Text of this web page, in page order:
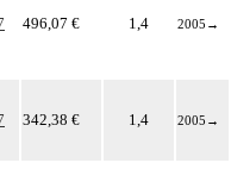
496,07 € 1,4 2005 →
342,38 € 1,4 2005 →